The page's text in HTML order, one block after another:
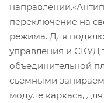
переключение на
режима. Для
управления и СКУД
объединительной
съемными
модуле каркаса,